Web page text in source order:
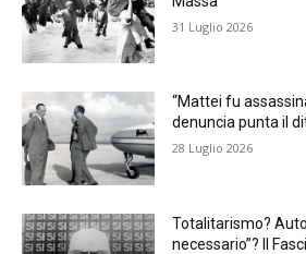
31 Luglio 2026
“Mattei fu
denuncia punta il
28 Luglio 2026
Totalitarismo?
necessario”? Il